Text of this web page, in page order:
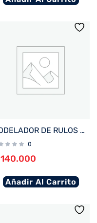
MODELADOR DE RULOS MULTILASER EB131 WAVES 25MM 44W BIVOLT
0
140.000
Añadir Al Carrito